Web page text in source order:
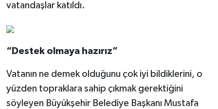
vatandaşlar katıldı.
“Destek olmaya hazırız”
Vatanın ne demek olduğunu çok iyi bildiklerini, o
yüzden topraklara sahip çıkmak gerektiğini
söyleyen Büyükşehir Belediye Başkanı Mustafa